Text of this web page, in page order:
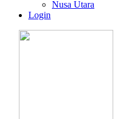
Nusa Utara
Login